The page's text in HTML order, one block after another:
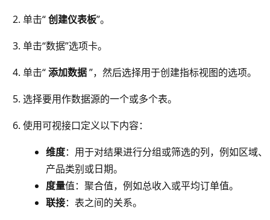
单击“创建仪表板”。
单击“数据”选项卡。
单击“添加数据”，然后选择用于创建指标视图的选项。
选择要用作数据源的一个或多个表。
使用可视接口定义以下内容：
维度：用于对结果进行分组或筛选的列，例如区域、
产品类别或日期。
度量值：聚合值，例如总收入或平均订单值。
联接：表之间的关系。